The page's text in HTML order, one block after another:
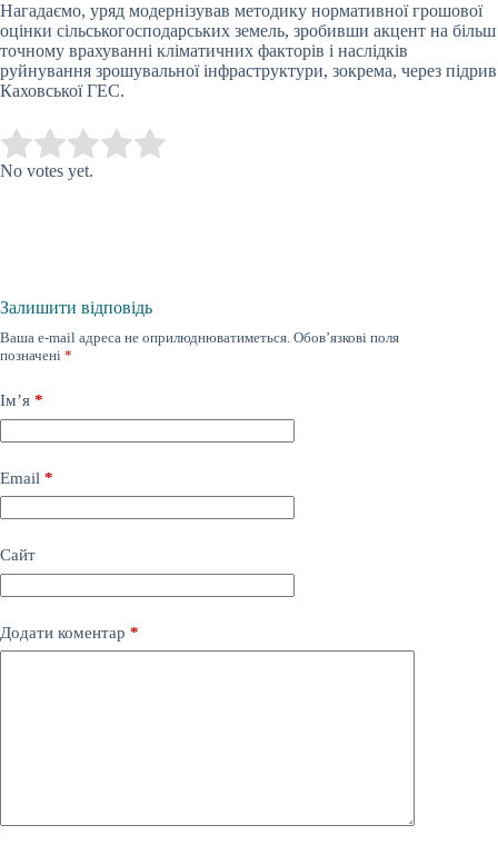
Нагадаємо, уряд модернізував методику нормативної грошової
оцінки сільськогосподарських земель, зробивши акцент на більш
точному врахуванні кліматичних факторів і наслідків
руйнування зрошувальної інфраструктури, зокрема, через підрив
Каховської ГЕС.
Rate this item:
No votes yet.
Залишити відповідь
Ваша e-mail адреса не оприлюднюватиметься. Обов’язкові поля
позначені *
Ім’я *
Email *
Сайт
Додати коментар *